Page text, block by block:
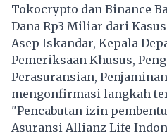
Tokocrypto dan Binance
Dana Rp3 Miliar dari
Asep Iskandar, Kepala
Pemeriksaan Khusus,
Perasuransian,
mengonfirmasi langkah
"Pencabutan izin
Asuransi Allianz Life